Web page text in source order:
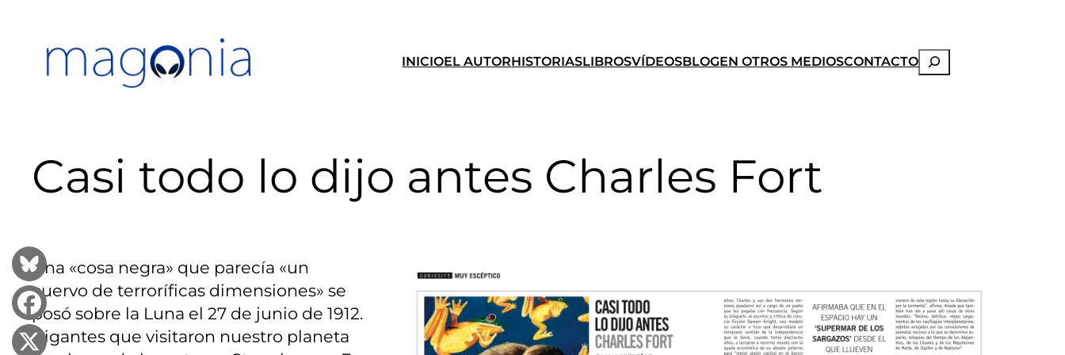
contenido
INICIOEL AUTORHISTORIASLIBROSVÍDEOSBLOGEN OTROS MEDIOSCONTACTOBuscar
Casi todo lo dijo antes Charles Fort
Una «cosa negra» que parecía «un
cuervo de terroríficas dimensiones» se
posó sobre la Luna el 27 de junio de 1912.
Gigantes que visitaron nuestro planeta